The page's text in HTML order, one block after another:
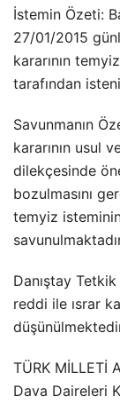
İstemin Özeti:
27/01/2015
kararının
tarafından
Savunmanın
kararının usul
dilekçesinde
bozulmasını
temyiz
Danıştay
reddi ile ısrar
TÜRK MİLLETİ
Dava Daireleri